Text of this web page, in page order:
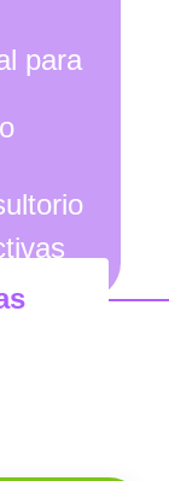
para